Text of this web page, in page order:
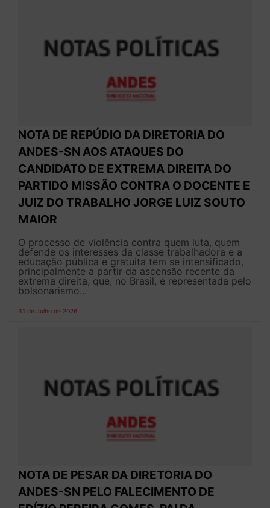
NOTA DE REPÚDIO DA DIRETORIA DO
ANDES-SN AOS ATAQUES DO
CANDIDATO DE EXTREMA DIREITA DO
PARTIDO MISSÃO CONTRA O DOCENTE E
JUIZ DO TRABALHO JORGE LUIZ SOUTO
MAIOR
O processo de violência contra quem luta, quem
defende os interesses da classe trabalhadora e a
educação pública e gratuita tem se intensificado,
principalmente a partir da ascensão recente da
extrema direita, que, no Brasil, é representada pelo
bolsonarismo...
31 de Julho de 2026
NOTA DE PESAR DA DIRETORIA DO
ANDES-SN PELO FALECIMENTO DE